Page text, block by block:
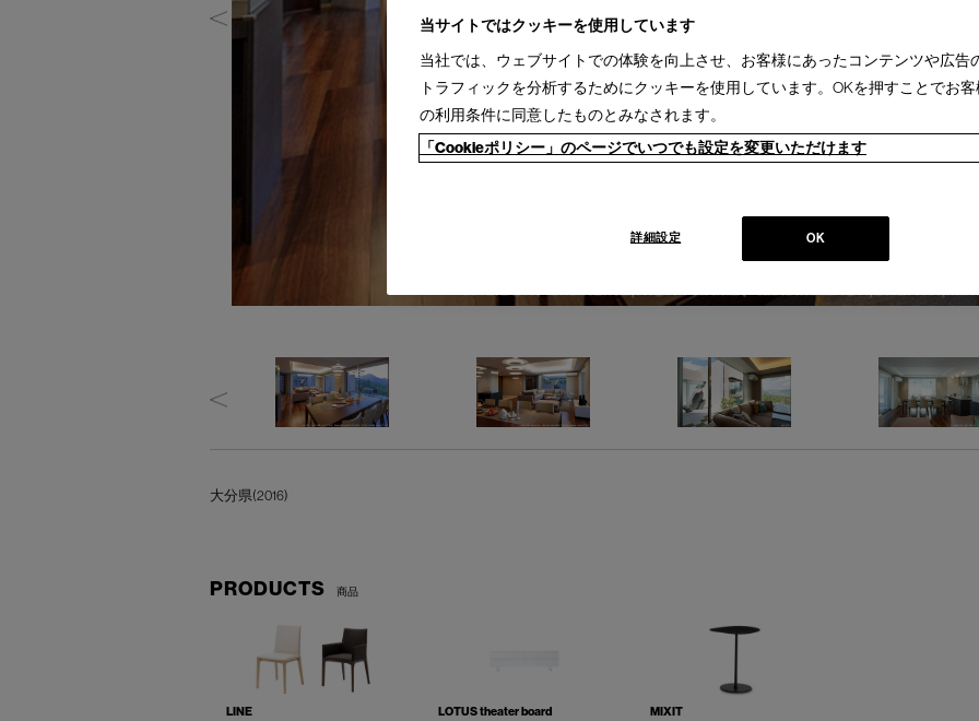
大分県(2016)
PRODUCTS 商品
LINE LOTUS theater board MIXIT
当サイトではクッキーを使用しています
当社では、ウェブサイトでの体験を向上させ、お客様にあったコンテンツや広告
トラフィックを分析するためにクッキーを使用しています。OKを押すことでお
の利用条件に同意したものとみなされます。
「Cookieポリシー」のページでいつでも設定を変更いただけます
OK
詳細設定